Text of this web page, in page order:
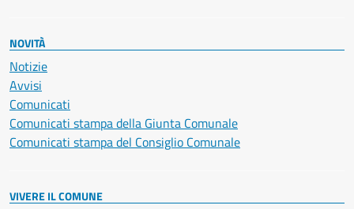
NOVITÀ
Notizie
Avvisi
Comunicati
Comunicati stampa della Giunta Comunale
Comunicati stampa del Consiglio Comunale
VIVERE IL COMUNE